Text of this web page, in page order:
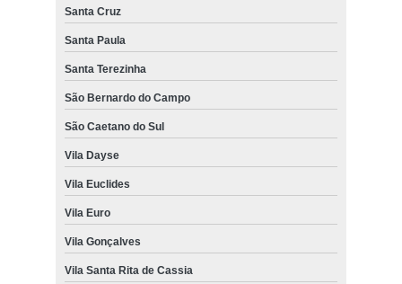
Santa Cruz
Santa Paula
Santa Terezinha
São Bernardo do Campo
São Caetano do Sul
Vila Dayse
Vila Euclides
Vila Euro
Vila Gonçalves
Vila Santa Rita de Cassia